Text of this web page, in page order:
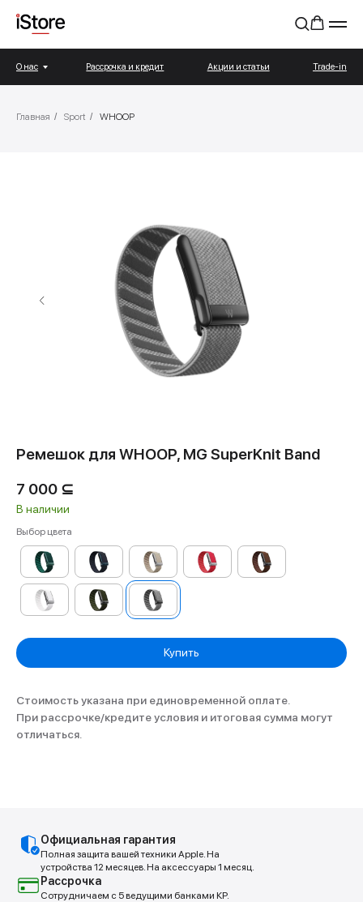
О нас Рассрочка и кредит Акции и статьи Trade-in
Главная / Sport / WHOOP
Ремешок для WHOOP, MG SuperKnit Band
7 000 ⊆
В наличии
Выбор цвета
Купить
Стоимость указана при единовременной оплате.
При рассрочке/кредите условия и итоговая сумма могут
отличаться.
Официальная гарантия
Полная защита вашей техники Apple. На
устройства 12 месяцев. На аксессуары 1 месяц.
Рассрочка
Сотрудничаем с 5 ведущими банками КР.